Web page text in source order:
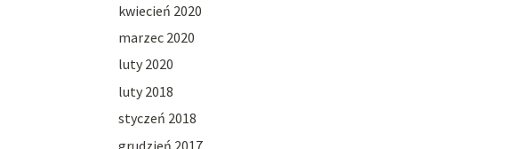
kwiecień 2020
marzec 2020
luty 2020
luty 2018
styczeń 2018
grudzień 2017